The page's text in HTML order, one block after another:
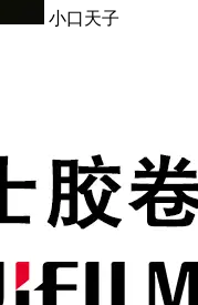
小口天子